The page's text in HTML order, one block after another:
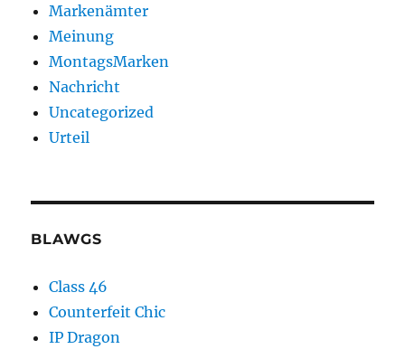
Markenämter
Meinung
MontagsMarken
Nachricht
Uncategorized
Urteil
BLAWGS
Class 46
Counterfeit Chic
IP Dragon